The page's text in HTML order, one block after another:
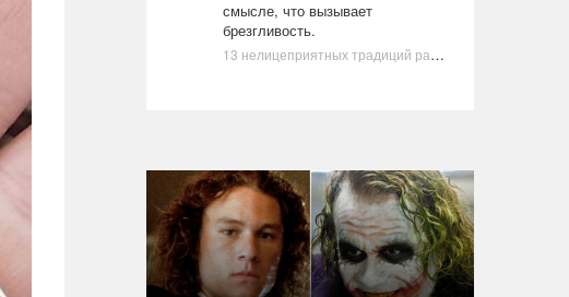
смысле, что вызывает
брезгливость.
13 нелицеприятных традиций разных стран, которые могут шокировать неподготовленного человека